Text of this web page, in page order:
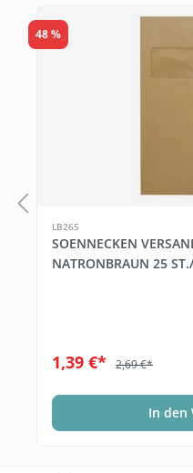
48 %
LB265
SOENNECKEN
NATRONBRAUN 25
1,39 €* 2,69 €*
In den